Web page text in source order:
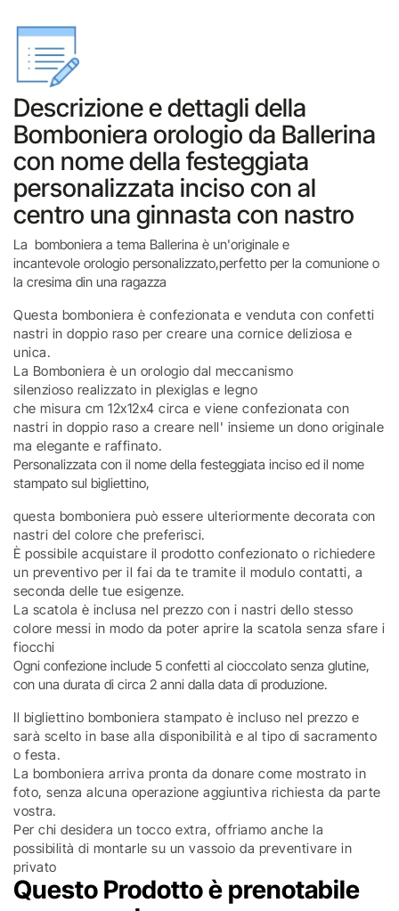
Descrizione e dettagli della
Bomboniera orologio da Ballerina
con nome della festeggiata
personalizzata inciso con al
centro una ginnasta con nastro
La bomboniera a tema Ballerina è un'originale e
incantevole orologio personalizzato,perfetto per la comunione o
la cresima din una ragazza
Questa bomboniera è confezionata e venduta con confetti
nastri in doppio raso per creare una cornice deliziosa e
unica.
La Bomboniera è un orologio dal meccanismo
silenzioso realizzato in plexiglas e legno
che misura cm 12x12x4 circa e viene confezionata con
nastri in doppio raso a creare nell' insieme un dono originale
ma elegante e raffinato.
Personalizzata con il nome della festeggiata inciso ed il nome
stampato sul bigliettino,
questa bomboniera può essere ulteriormente decorata con
nastri del colore che preferisci.
È possibile acquistare il prodotto confezionato o richiedere
un preventivo per il fai da te tramite il modulo contatti, a
seconda delle tue esigenze.
La scatola è inclusa nel prezzo con i nastri dello stesso
colore messi in modo da poter aprire la scatola senza sfare i
fiocchi
Ogni confezione include 5 confetti al cioccolato senza glutine,
con una durata di circa 2 anni dalla data di produzione.
Il bigliettino bomboniera stampato è incluso nel prezzo e
sarà scelto in base alla disponibilità e al tipo di sacramento
o festa.
La bomboniera arriva pronta da donare come mostrato in
foto, senza alcuna operazione aggiuntiva richiesta da parte
vostra.
Per chi desidera un tocco extra, offriamo anche la
possibilità di montarle su un vassoio da preventivare in
privato
Questo Prodotto è prenotabile